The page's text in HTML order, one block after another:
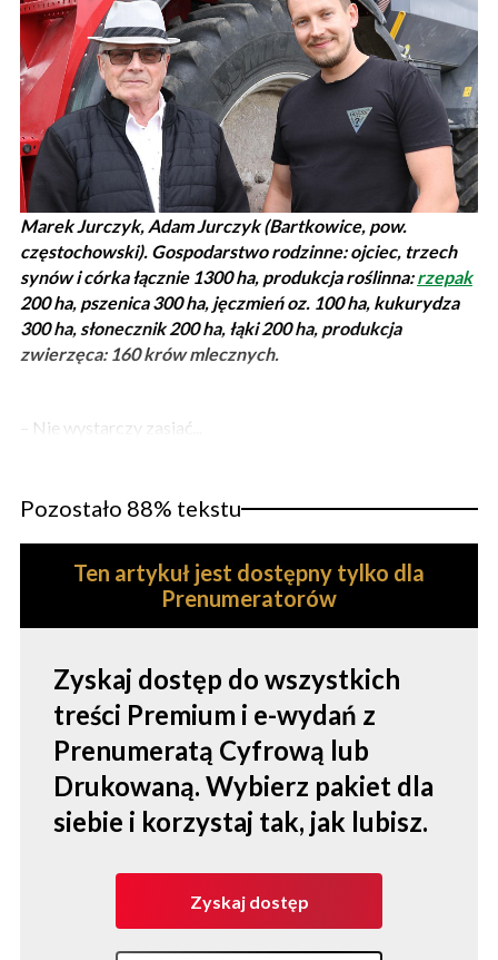
Marek Jurczyk, Adam Jurczyk (Bartkowice, pow.
częstochowski). Gospodarstwo rodzinne: ojciec, trzech
synów i córka łącznie 1300 ha, produkcja roślinna:rzepak
200 ha, pszenica 300 ha, jęczmień oz. 100 ha, kukurydza
300 ha, słonecznik 200 ha, łąki 200 ha, produkcja
zwierzęca: 160 krów mlecznych.
– Nie wystarczy zasiać...
Pozostało 88% tekstu
Ten artykuł jest dostępny tylko dla
Prenumeratorów
Zyskaj dostęp do wszystkich
treści Premium i e-wydań z
Prenumeratą Cyfrową lub
Drukowaną. Wybierz pakiet dla
siebie i korzystaj tak, jak lubisz.
Zyskaj dostęp